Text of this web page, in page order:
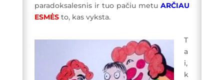
paradoksalesnis ir tuo pačiu metuARČIAU
ESMĖSto, kas vyksta.
T
a
i,
k